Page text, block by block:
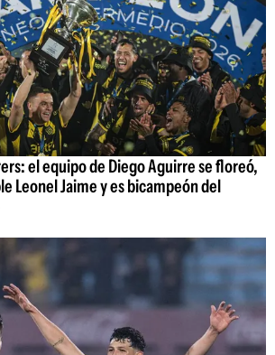
el equipo de Diego Aguirre se floreó,
Leonel Jaime y es bicampeón del